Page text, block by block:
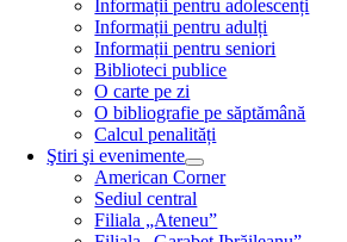
Informații pentru adolescenți
Informații pentru adulți
Informații pentru seniori
Biblioteci publice
O carte pe zi
O bibliografie pe săptămână
Calcul penalități
Ştiri şi evenimente
American Corner
Sediul central
Filiala „Ateneu”